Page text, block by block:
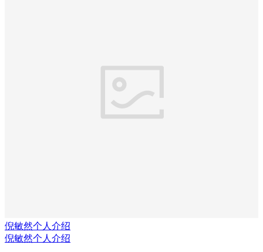
倪敏然个人介绍
倪敏然个人介绍